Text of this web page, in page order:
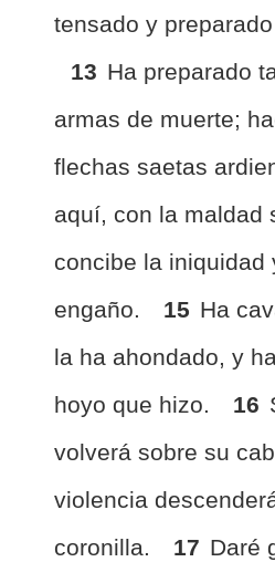
tensado y
13 Ha preparado
armas de muerte;
flechas saetas
aquí, con la maldad
concibe la iniquidad
engaño.
15 Ha
la ha ahondado, y
hoyo que hizo.
16
volverá sobre su
violencia
coronilla.
17 Daré